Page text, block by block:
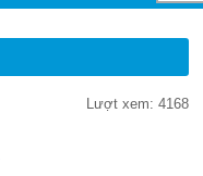
Lượt xem: 4168